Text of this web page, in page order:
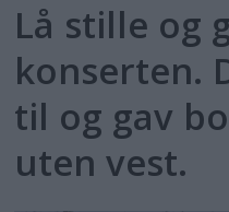
Lå stille og
konserten.
til og gav
uten vest.